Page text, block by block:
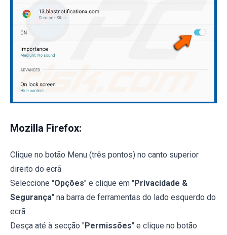
Mozilla Firefox:
Clique no botão Menu (três pontos) no canto superior
direito do ecrã
Seleccione "Opções" e clique em "Privacidade &
Segurança" na barra de ferramentas do lado esquerdo do
ecrã
Desça até à secção "Permissões" e clique no botão